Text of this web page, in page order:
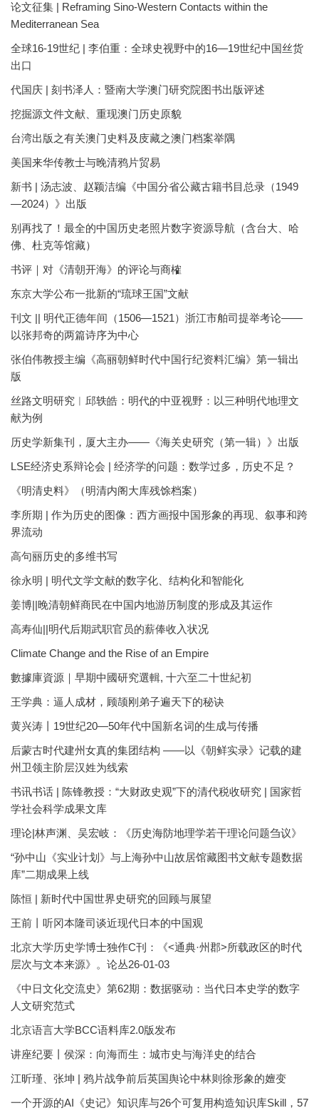
论文征集 | Reframing Sino-Western Contacts within the
Mediterranean Sea
全球16-19世纪 | 李伯重：全球史视野中的16—19世纪中国丝货
出口
代国庆 | 刻书泽人：暨南大学澳门研究院图书出版评述
挖掘源文件文献、重现澳门历史原貌
台湾出版之有关澳门史料及庋藏之澳门档案举隅
美国来华传教士与晚清鸦片贸易
新书 | 汤志波、赵颖洁编《中国分省公藏古籍书目总录（1949
—2024）》出版
别再找了！最全的中国历史老照片数字资源导航（含台大、哈
佛、杜克等馆藏）
书评｜对《清朝开海》的评论与商榷
东京大学公布一批新的“琉球王国”文献
刊文 || 明代正德年间（1506—1521）浙江市舶司提举考论——
以张邦奇的两篇诗序为中心
张伯伟教授主编《高丽朝鲜时代中国行纪资料汇编》第一辑出
版
丝路文明研究︱邱轶皓：明代的中亚视野：以三种明代地理文
献为例
历史学新集刊，厦大主办——《海关史研究（第一辑）》出版
LSE经济史系辩论会 | 经济学的问题：数学过多，历史不足？
《明清史料》（明清内阁大库残馀档案）
李所期 | 作为历史的图像：西方画报中国形象的再现、叙事和跨
界流动
高句丽历史的多维书写
徐永明 | 明代文学文献的数字化、结构化和智能化
姜博||晚清朝鲜商民在中国内地游历制度的形成及其运作
高寿仙||明代后期武职官员的薪俸收入状况
Climate Change and the Rise of an Empire
數據庫資源｜早期中國研究選輯, 十六至二十世紀初
王学典：逼人成材，顾颉刚弟子遍天下的秘诀
黄兴涛丨19世纪20—50年代中国新名词的生成与传播
后蒙古时代建州女真的集团结构 ——以《朝鲜实录》记载的建
州卫领主阶层汉姓为线索
书讯书话 | 陈锋教授：“大财政史观”下的清代税收研究 | 国家哲
学社会科学成果文库
理论|林声渊、吴宏岐：《历史海防地理学若干理论问题刍议》
“孙中山《实业计划》与上海孙中山故居馆藏图书文献专题数据
库”二期成果上线
陈恒 | 新时代中国世界史研究的回顾与展望
王前丨听冈本隆司谈近现代日本的中国观
北京大学历史学博士独作C刊：《<通典·州郡>所载政区的时代
层次与文本来源》。论丛26-01-03
《中日文化交流史》第62期：数据驱动：当代日本史学的数字
人文研究范式
北京语言大学BCC语料库2.0版发布
讲座纪要丨侯深：向海而生：城市史与海洋史的结合
江昕瑾、张坤 | 鸦片战争前后英国舆论中林则徐形象的嬗变
一个开源的AI《史记》知识库与26个可复用构造知识库Skill，57